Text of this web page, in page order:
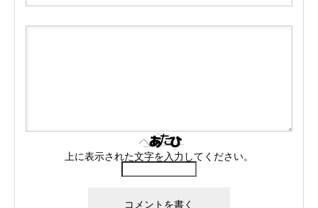
上に表示された文字を入力してください。